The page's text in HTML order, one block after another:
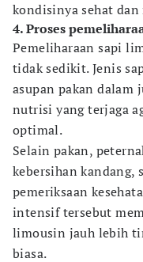
kondisinya sehat
4. Proses
Pemeliharaan sapi
tidak sedikit. Jenis
asupan pakan dalam
nutrisi yang terjaga
optimal.
Selain pakan,
kebersihan kandang,
pemeriksaan
intensif tersebut
limousin jauh lebih
biasa.